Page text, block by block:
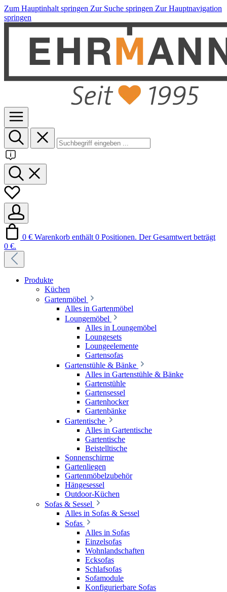
Zum Hauptinhalt springen Zur Suche springen Zur Hauptnavigation
springen
0 € Warenkorb enthält 0 Positionen. Der Gesamtwert beträgt
0 €.
Produkte
Küchen
Gartenmöbel
Alles in Gartenmöbel
Loungemöbel
Alles in Loungemöbel
Loungesets
Loungeelemente
Gartensofas
Gartenstühle & Bänke
Alles in Gartenstühle & Bänke
Gartenstühle
Gartensessel
Gartenhocker
Gartenbänke
Gartentische
Alles in Gartentische
Gartentische
Beistelltische
Sonnenschirme
Gartenliegen
Gartenmöbelzubehör
Hängesessel
Outdoor-Küchen
Sofas & Sessel
Alles in Sofas & Sessel
Sofas
Alles in Sofas
Einzelsofas
Wohnlandschaften
Ecksofas
Schlafsofas
Sofamodule
Konfigurierbare Sofas